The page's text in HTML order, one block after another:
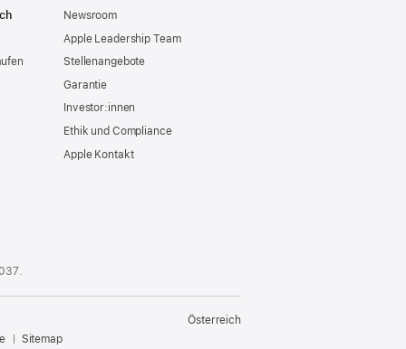
Newsroom
Apple Leadership Team
Stellenangebote
Garantie
Investor:innen
Ethik und Compliance
Apple Kontakt
.
Sitemap
Österreich